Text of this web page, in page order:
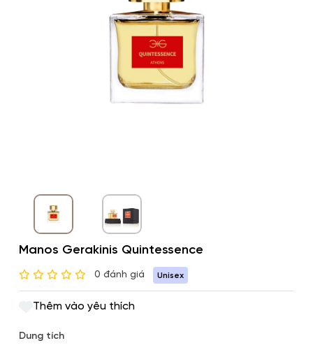
Manos Gerakinis Quintessence
0 đánh giá Unisex
Thêm vào yêu thích
Dung tích